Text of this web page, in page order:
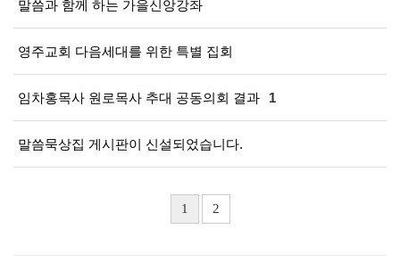
말씀과 함께 하는 가을신앙강좌
영주교회 다음세대를 위한 특별 집회
임차홍목사 원로목사 추대 공동의회 결과 1
말씀묵상집 게시판이 신설되었습니다.
1 2